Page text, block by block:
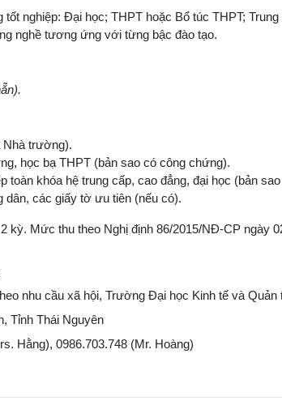
nghiệp: Đại học; THPT hoặc Bổ túc THPT;
nghề tương ứng với từng bậc đào tạo.
Nhà trường).
học bạ THPT (bản sao có công chứng).
toàn khóa hệ trung cấp, cao đẳng, đại học (bản
các giấy tờ ưu tiên (nếu có).
kỳ. Mức thu theo Nghị định 86/2015/NĐ-CP ngày
nhu cầu xã hội, Trường Đại học Kinh tế và Quản
Tỉnh Thái Nguyên
Hằng), 0986.703.748 (Mr. Hoàng)